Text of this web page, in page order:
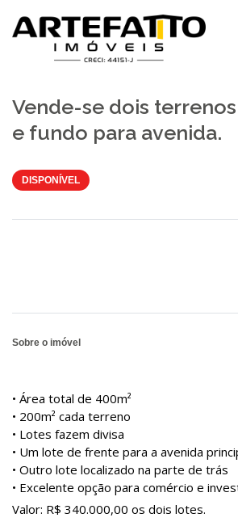
Home / Imóveis à venda / Terreno / Vende-
Fotos
Vende-se dois
e fundo para avenida.
DISPONÍVEL
Sobre o imóvel
• Área total de 400m²
• 200m² cada terreno
• Lotes fazem divisa
• Um lote de frente para a avenida
• Outro lote localizado na parte de trás
• Excelente opção para comércio e
Valor: R$ 340.000,00 os dois lotes.